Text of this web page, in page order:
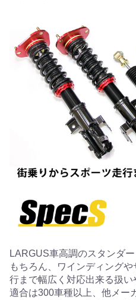
LARGUS車高調のスタンダ
もちろん、ワインディング
行まで幅広く対応出来る扱い
適合は300車種以上、他メー